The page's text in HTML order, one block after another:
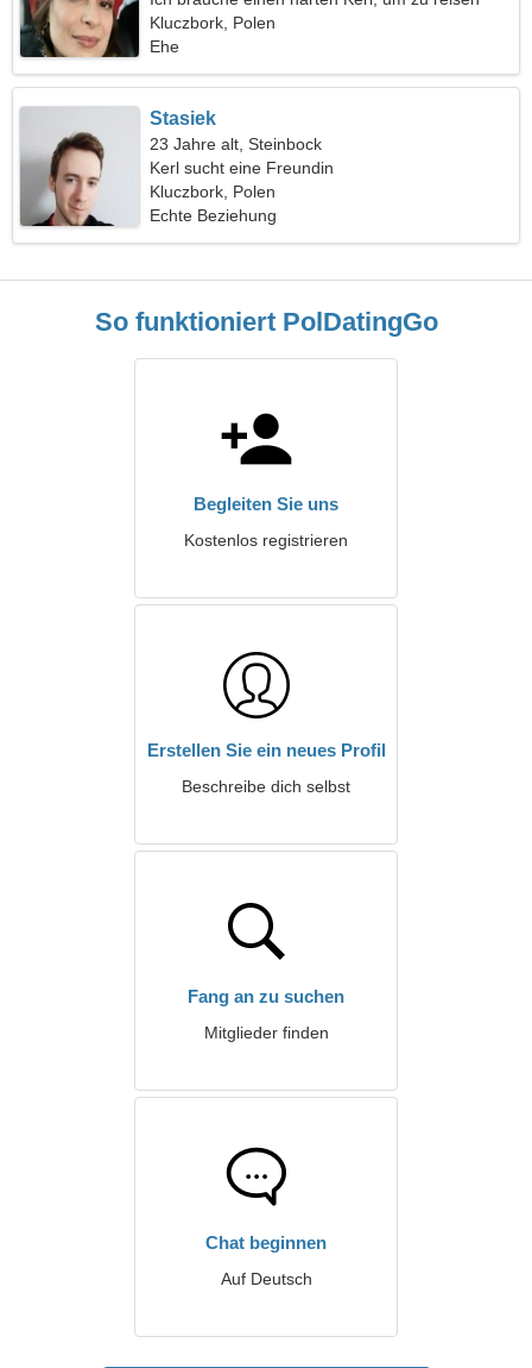
Kluczbork, Polen
Ehe
Stasiek
23 Jahre alt, Steinbock
Kerl sucht eine Freundin
Kluczbork, Polen
Echte Beziehung
So funktioniert PolDatingGo
Begleiten Sie uns
Kostenlos registrieren
Erstellen Sie ein neues Profil
Beschreibe dich selbst
Fang an zu suchen
Mitglieder finden
Chat beginnen
Auf Deutsch